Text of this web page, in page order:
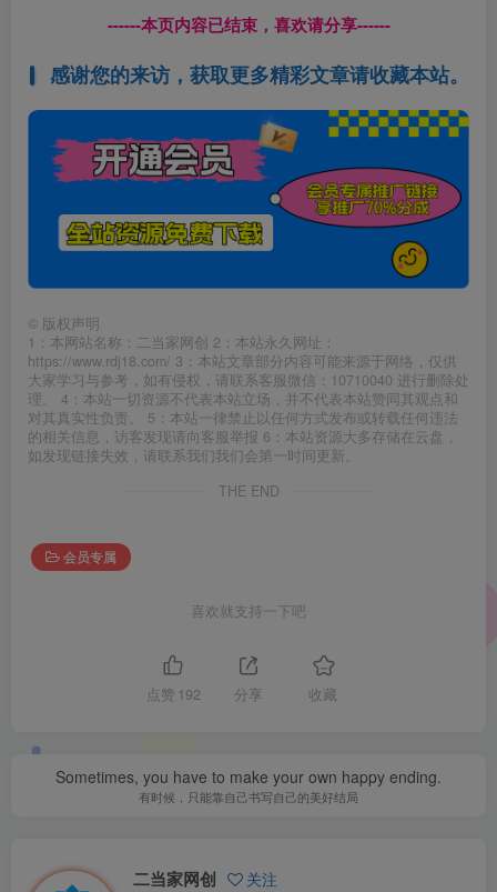
------本页内容已结束，喜欢请分享------
感谢您的来访，获取更多精彩文章请收藏本站。
© 版权声明
1：本网站名称：二当家网创 2：本站永久网址：
https://www.rdj18.com/ 3：本站文章部分内容可能来源于网络，仅供
大家学习与参考，如有侵权，请联系客服微信：10710040 进行删除处
理。 4：本站一切资源不代表本站立场，并不代表本站赞同其观点和
对其真实性负责。 5：本站一律禁止以任何方式发布或转载任何违法
的相关信息，访客发现请向客服举报 6：本站资源大多存储在云盘，
如发现链接失效，请联系我们我们会第一时间更新。
THE END
会员专属
喜欢就支持一下吧
点赞 192 分享 收藏
Sometimes, you have to make your own happy ending.
有时候，只能靠自己书写自己的美好结局
二当家网创 关注